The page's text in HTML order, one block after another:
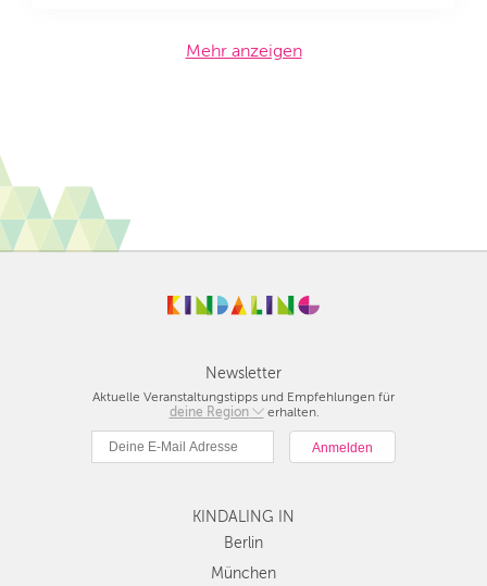
Mehr anzeigen
Newsletter
Aktuelle Veranstaltungstipps und Empfehlungen für
deine Region
Berlin
München
Hamburg
Köln
Düsseldorf
Stuttgart
erhalten.
KINDALING IN
Berlin
München